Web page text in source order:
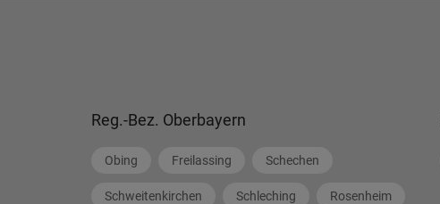
Reg.-Bez. Oberbayern
Obing Freilassing Schechen
Schweitenkirchen Schleching Rosenheim